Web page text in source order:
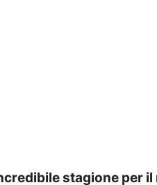
stagione per